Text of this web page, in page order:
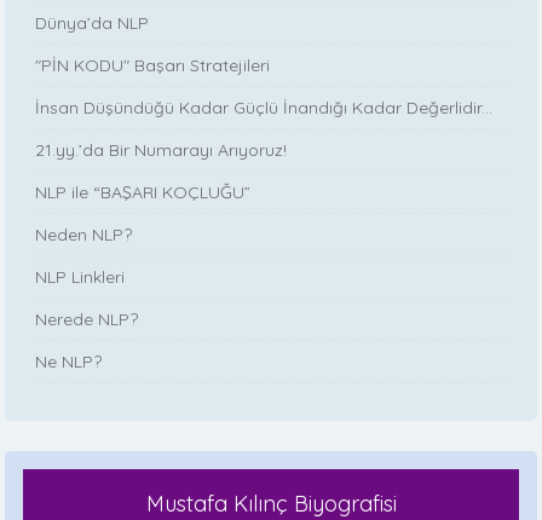
Dünya’da NLP
"PİN KODU" Başarı Stratejileri
İnsan Düşündüğü Kadar Güçlü İnandığı Kadar Değerlidir...
21.yy.’da Bir Numarayı Arıyoruz!
NLP ile “BAŞARI KOÇLUĞU”
Neden NLP?
NLP Linkleri
Nerede NLP?
Ne NLP?
Mustafa Kılınç Biyografisi